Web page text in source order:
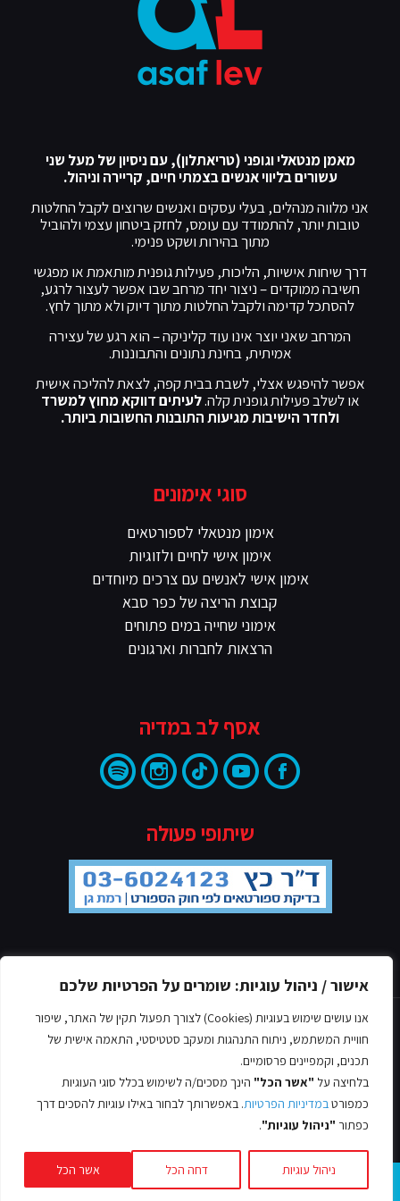
אישור / ניהול עוגיות: שומרים על הפרטיות שלכם
אנו עושים שימוש בעוגיות (Cookies) לצורך תפעול תקין של האתר, שיפור
חוויית המשתמש, ניתוח התנהגות ומעקב סטטיסטי, התאמה אישית של
תכנים, וקמפיינים פרסומיים.
בלחיצה על "אשר הכל" הינך מסכים/ה לשימוש בכלל סוגי העוגיות
כמפורטבמדיניות הפרטיות. באפשרותך לבחור באילו עוגיות להסכים דרך
כפתור "ניהול עוגיות".
ניהול עוגיות דחה הכל אשר הכל
מאמן מנטאלי וגופני (טריאתלון), עם ניסיון של מעל שני
עשורים בליווי אנשים בצמתי חיים, קריירה וניהול.
אני מלווה מנהלים, בעלי עסקים ואנשים שרוצים לקבל החלטות
טובות יותר, להתמודד עם עומס, לחזק ביטחון עצמי ולהוביל
מתוך בהירות ושקט פנימי.
דרך שיחות אישיות, הליכות, פעילות גופנית מותאמת או מפגשי
חשיבה ממוקדים – ניצור יחד מרחב שבו אפשר לעצור לרגע,
להסתכל קדימה ולקבל החלטות מתוך דיוק ולא מתוך לחץ.
המרחב שאני יוצר אינו עוד קליניקה – הוא רגע של עצירה
אמיתית, בחינת נתונים והתבוננות.
אפשר להיפגש אצלי, לשבת בבית קפה, לצאת להליכה אישית
או לשלב פעילות גופנית קלה.לעיתים דווקא מחוץ למשרד
ולחדר הישיבות מגיעות התובנות החשובות ביותר.
סוגי אימונים
אימון מנטאלי לספורטאים
אימון אישי לחיים ולזוגיות
אימון אישי לאנשים עם צרכים מיוחדים
קבוצת הריצה של כפר סבא
אימוני שחייה במים פתוחים
הרצאות לחברות וארגונים
אסף לב במדיה
שיתופי פעולה
מדיניות הפרטיות
© כל הזכויות שמורות אסף לב, 2022
עיצוב ובניית אתרים -